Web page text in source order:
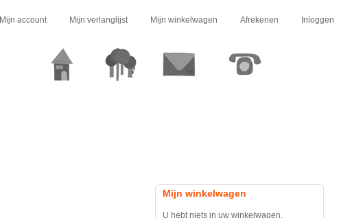
Mijn account Mijn verlanglijst Mijn winkelwagen Afrekenen Inloggen
Mijn winkelwagen
U hebt niets in uw winkelwagen.